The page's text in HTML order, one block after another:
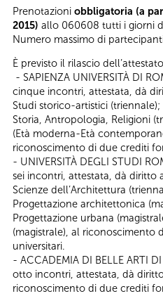
Prenotazioni obbligatoria (a
2015) allo 060608 tutti i giorni
Numero massimo di
È previsto il rilascio
- SAPIENZA UNIVERSITÀ DI
cinque incontri, attestata, dà
Studi storico-artistici (triennale);
Storia, Antropologia, Religioni
(Età moderna-Età
riconoscimento di due crediti
- UNIVERSITÀ DEGLI STUDI
sei incontri, attestata, dà diritto
Scienze dell’Architettura
Progettazione architettonica
Progettazione urbana
(magistrale), al riconoscimento
universitari.
- ACCADEMIA DI BELLE ARTI
otto incontri, attestata, dà
riconoscimento di due crediti